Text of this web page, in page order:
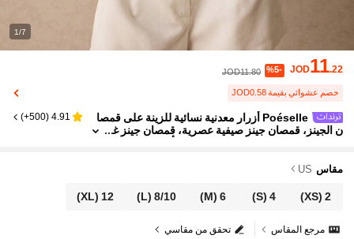
1/7
JOD11.22
%5-
JOD11.80
خصم عشوائي بقيمة JOD0.58
Poéselle أزرار معدنية نسائية للزينة على قمصا
ن الجينز، قمصان جينز صيفية عصرية، قمصان جينز غ
4.91
(
500+
)
مقاس US
2
(XS)
4
(S)
6
(M)
8/10
(L)
12
(XL)
تحقق من مقاسي
مرجع المقاس